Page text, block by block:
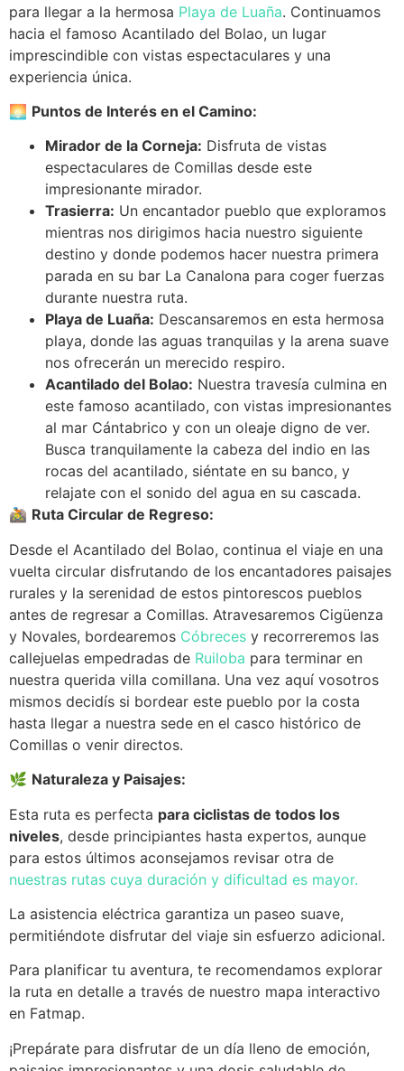
para llegar a la hermosa Playa de Luaña. Continuamos
hacia el famoso Acantilado del Bolao, un lugar
imprescindible con vistas espectaculares y una
experiencia única.
🌅 Puntos de Interés en el Camino:
Mirador de la Corneja: Disfruta de vistas
espectaculares de Comillas desde este
impresionante mirador.
Trasierra: Un encantador pueblo que exploramos
mientras nos dirigimos hacia nuestro siguiente
destino y donde podemos hacer nuestra primera
parada en su bar La Canalona para coger fuerzas
durante nuestra ruta.
Playa de Luaña: Descansaremos en esta hermosa
playa, donde las aguas tranquilas y la arena suave
nos ofrecerán un merecido respiro.
Acantilado del Bolao: Nuestra travesía culmina en
este famoso acantilado, con vistas impresionantes
al mar Cántabrico y con un oleaje digno de ver.
Busca tranquilamente la cabeza del indio en las
rocas del acantilado, siéntate en su banco, y
relajate con el sonido del agua en su cascada.
🚵 Ruta Circular de Regreso:
Desde el Acantilado del Bolao, continua el viaje en una
vuelta circular disfrutando de los encantadores paisajes
rurales y la serenidad de estos pintorescos pueblos
antes de regresar a Comillas. Atravesaremos Cigüenza
y Novales, bordearemos Cóbreces y recorreremos las
callejuelas empedradas de Ruiloba para terminar en
nuestra querida villa comillana. Una vez aquí vosotros
mismos decidís si bordear este pueblo por la costa
hasta llegar a nuestra sede en el casco histórico de
Comillas o venir directos.
🌿 Naturaleza y Paisajes:
Esta ruta es perfecta para ciclistas de todos los
niveles, desde principiantes hasta expertos, aunque
para estos últimos aconsejamos revisar otra de
nuestras rutas cuya duración y dificultad es mayor.
La asistencia eléctrica garantiza un paseo suave,
permitiéndote disfrutar del viaje sin esfuerzo adicional.
Para planificar tu aventura, te recomendamos explorar
la ruta en detalle a través de nuestro mapa interactivo
en Fatmap.
¡Prepárate para disfrutar de un día lleno de emoción,